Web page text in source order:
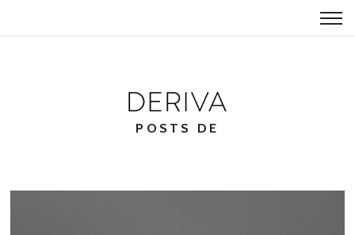
POSTS DE